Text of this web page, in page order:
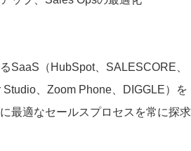
SaaS（HubSpot、SALESCORE、
、Zoom Phone、DIGGLE）を
最適なセールスプロセスを常に探求